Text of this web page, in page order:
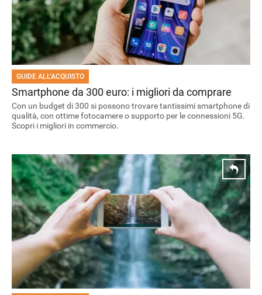
HOW TO
GUIDE ALL’ACQUISTO
Smartphone da 300 euro: i migliori da comprare
Con un budget di 300 si possono trovare tantissimi smartphone di
qualità, con ottime fotocamere o supporto per le connessioni 5G.
Scopri i migliori in commercio.